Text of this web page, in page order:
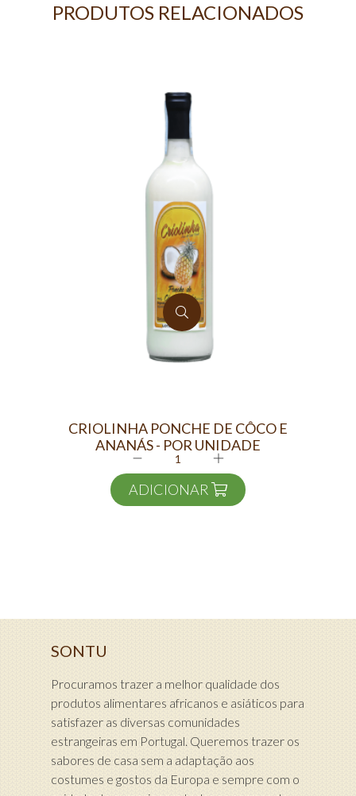
PRODUTOS RELACIONADOS
CRIOLINHA PONCHE DE CÔCO E
ANANÁS - POR UNIDADE
ADICIONAR
SONTU
Procuramos trazer a melhor qualidade dos
produtos alimentares africanos e asiáticos para
satisfazer as diversas comunidades
estrangeiras em Portugal. Queremos trazer os
sabores de casa sem a adaptação aos
costumes e gostos da Europa e sempre com o